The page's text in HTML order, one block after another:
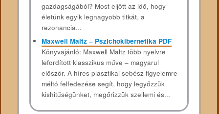
gazdagságából? Most eljött az idő, hogy
életünk egyik legnagyobb titkát, a
rezonancia...
Maxwell Maltz – Pszichokibernetika PDF
Könyvajánló: Maxwell Maltz több nyelvre
lefordított klasszikus műve – magyarul
először. A híres plasztikai sebész figyelemre
méltó felfedezése segít, hogy legyőzzük
kishitűségünket, megőrizzük szellemi és...